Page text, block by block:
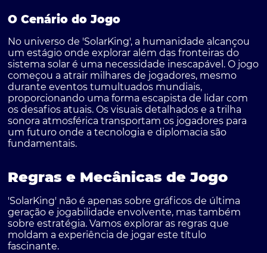
O Cenário do Jogo
No universo de 'SolarKing', a humanidade alcançou
um estágio onde explorar além das fronteiras do
sistema solar é uma necessidade inescapável. O jogo
começou a atrair milhares de jogadores, mesmo
durante eventos tumultuados mundiais,
proporcionando uma forma escapista de lidar com
os desafios atuais. Os visuais detalhados e a trilha
sonora atmosférica transportam os jogadores para
um futuro onde a tecnologia e diplomacia são
fundamentais.
Regras e Mecânicas de Jogo
'SolarKing' não é apenas sobre gráficos de última
geração e jogabilidade envolvente, mas também
sobre estratégia. Vamos explorar as regras que
moldam a experiência de jogar este título
fascinante.